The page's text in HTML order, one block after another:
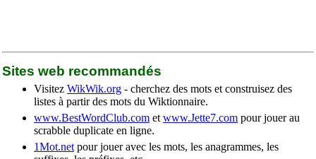
Sites web recommandés
Visitez WikWik.org - cherchez des mots et construisez des
listes à partir des mots du Wiktionnaire.
www.BestWordClub.com et www.Jette7.com pour jouer au
scrabble duplicate en ligne.
1Mot.net pour jouer avec les mots, les anagrammes, les